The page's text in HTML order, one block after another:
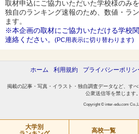
大学別
高校一覧
東大学力伸長度が高い学校
取材申込にご協力いただいた学校様のみ
独自のランキング速報のため、数値・ラ
ます。
※本企画の取材にご協力いただける学校
連絡ください。 (PC用表示に切り替わります)
ホーム 利用規約 プライバシーポリシ
掲載の記事・写真・イラスト・独自調査データなど、す
公衆送信等を禁じます。
Copyright © inter-edu.com